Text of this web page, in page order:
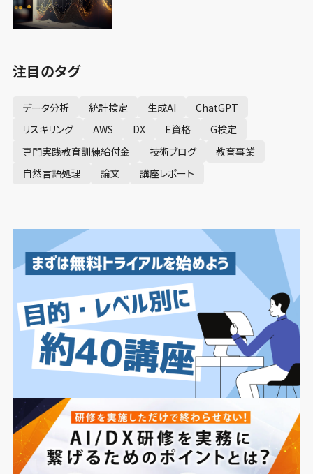
注目のタグ
データ分析 統計検定 生成AI
ChatGPT
リスキリング
AWS DX E資格
G検定
専門実践教育訓練給付金
技術ブログ
教育事業
自然言語処理
論文 講座レポート